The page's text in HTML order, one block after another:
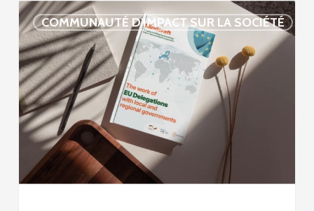
COMMUNAUTÉ D'IMPACT SUR LA SOCIÉTÉ
Étude
sur
la
délégation
de
l’UE